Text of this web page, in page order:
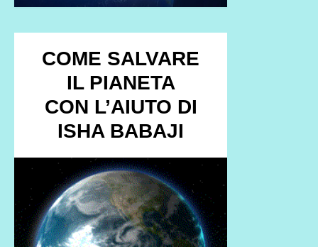
COME SALVARE
IL PIANETA
CON L’AIUTO DI
ISHA BABAJI